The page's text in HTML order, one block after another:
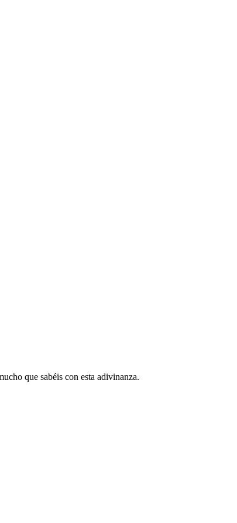
que sabéis con esta adivinanza.